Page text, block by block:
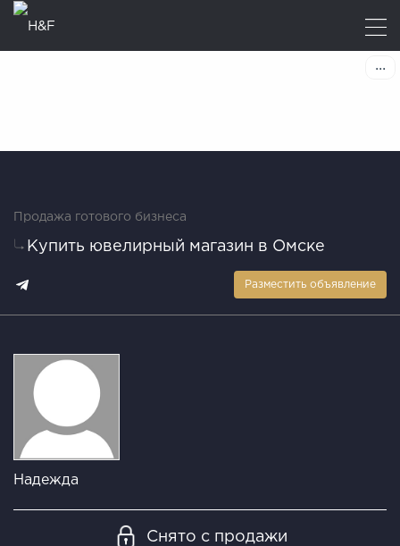
Продажа готового бизнеса
Купить ювелирный магазин в Омске
Разместить объявление
Надежда
Снято с продажи